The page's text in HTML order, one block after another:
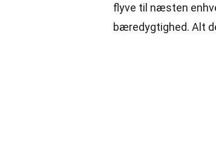
flyve til næsten
bæredygtighed. Alt